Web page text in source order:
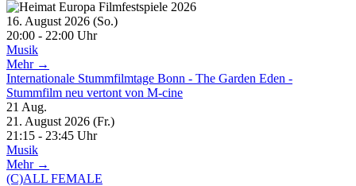
16. August 2026 (So.)
20:00 - 22:00 Uhr
Musik
Mehr →
Internationale Stummfilmtage Bonn - The Garden Eden -
Stummfilm neu vertont von M-cine
21 Aug.
21. August 2026 (Fr.)
21:15 - 23:45 Uhr
Musik
Mehr →
(C)ALL FEMALE